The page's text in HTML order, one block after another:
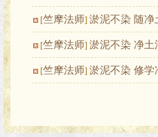
[竺摩法师] 淤泥不染 随净
[竺摩法师] 淤泥不染 净土
[竺摩法师] 淤泥不染 修学